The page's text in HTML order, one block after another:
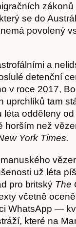
Časopis
zákonů
se do
povolený
a
detenční
v roce 2017,
uprchlíků tam
léta odděleny
horším než
York Times.
už léta
pro britský The
včetně
WhatsApp —
které na